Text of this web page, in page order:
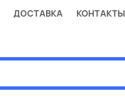
ДОСТАВКА КОНТАКТЫ